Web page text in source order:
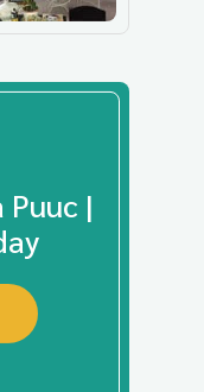
|